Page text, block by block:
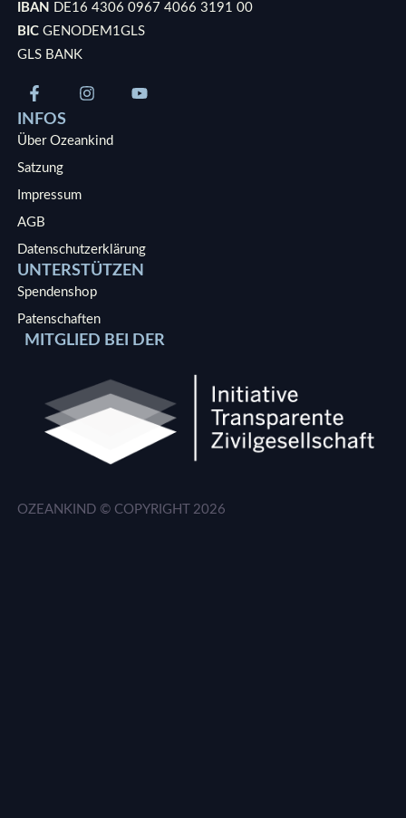
IBAN DE16 4306 0967 4066 3191 00
BICGENODEM1GLS
GLS BANK
INFOS
Über Ozeankind
Satzung
Impressum
AGB
Datenschutzerklärung
UNTERSTÜTZEN
Spendenshop
Patenschaften
MITGLIED BEI DER
OZEANKIND © COPYRIGHT 2026